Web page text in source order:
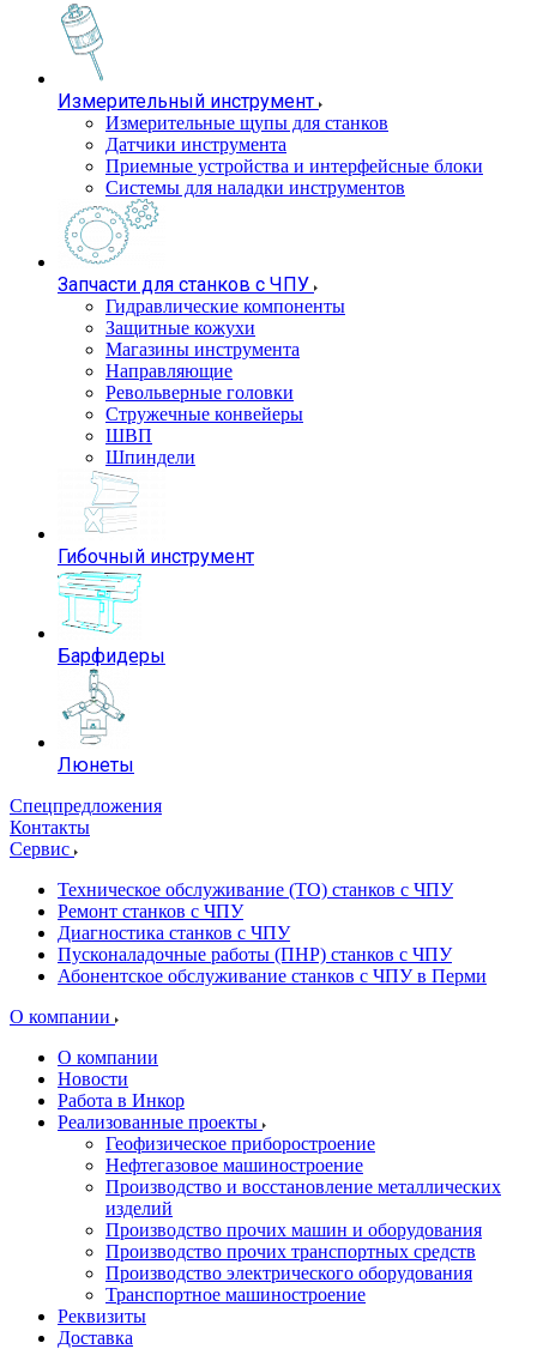
Измерительный инструмент
Измерительные щупы для станков
Датчики инструмента
Приемные устройства и интерфейсные блоки
Системы для наладки инструментов
Запчасти для станков с ЧПУ
Гидравлические компоненты
Защитные кожухи
Магазины инструмента
Направляющие
Револьверные головки
Стружечные конвейеры
ШВП
Шпиндели
Гибочный инструмент
Барфидеры
Люнеты
Спецпредложения
Контакты
Сервис
Техническое обслуживание (ТО) станков с ЧПУ
Ремонт станков с ЧПУ
Диагностика станков с ЧПУ
Пусконаладочные работы (ПНР) станков с ЧПУ
Абонентское обслуживание станков с ЧПУ в Перми
О компании
О компании
Новости
Работа в Инкор
Реализованные проекты
Геофизическое приборостроение
Нефтегазовое машиностроение
Производство и восстановление металлических
изделий
Производство прочих машин и оборудования
Производство прочих транспортных средств
Производство электрического оборудования
Транспортное машиностроение
Реквизиты
Доставка